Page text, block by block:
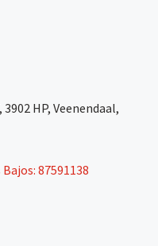
HP, Veenendaal,
87591138